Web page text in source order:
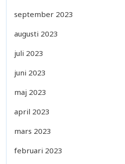
september 2023
augusti 2023
juli 2023
juni 2023
maj 2023
april 2023
mars 2023
februari 2023